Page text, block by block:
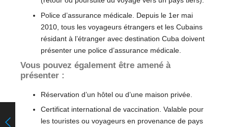
Police d’assurance médicale. Depuis le 1er mai
2010, tous les voyageurs étrangers et les Cubains
résidant à l’étranger avec destination Cuba doivent
présenter une police d’assurance médicale.
Vous pouvez également être amené à
présenter :
Réservation d’un hôtel ou d’une maison privée.
Certificat international de vaccination. Valable pour
les touristes ou voyageurs en provenance de pays